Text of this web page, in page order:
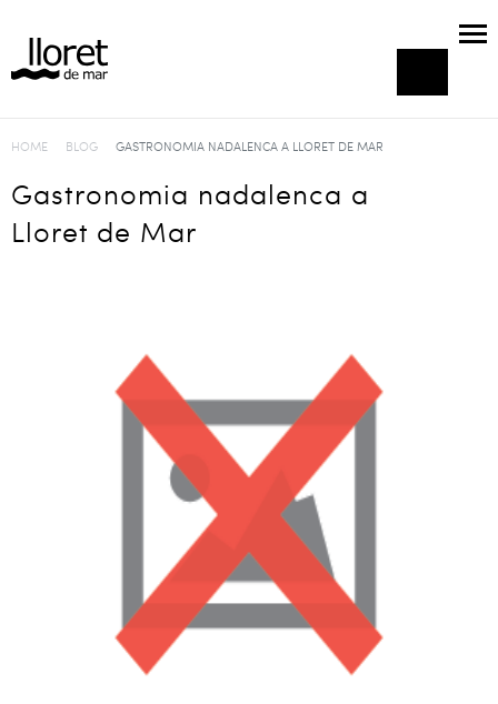
HOME BLOG GASTRONOMIA NADALENCA A LLORET DE MAR
Gastronomia nadalenca a
Lloret de Mar